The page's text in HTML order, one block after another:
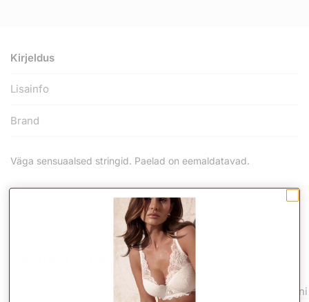
Kirjeldus
Lisainfo
Brand
Väga sensuaalsed stringid. Paelad on eemaldatavad.
Tootekood:
-
Kategooria: Allahindlus